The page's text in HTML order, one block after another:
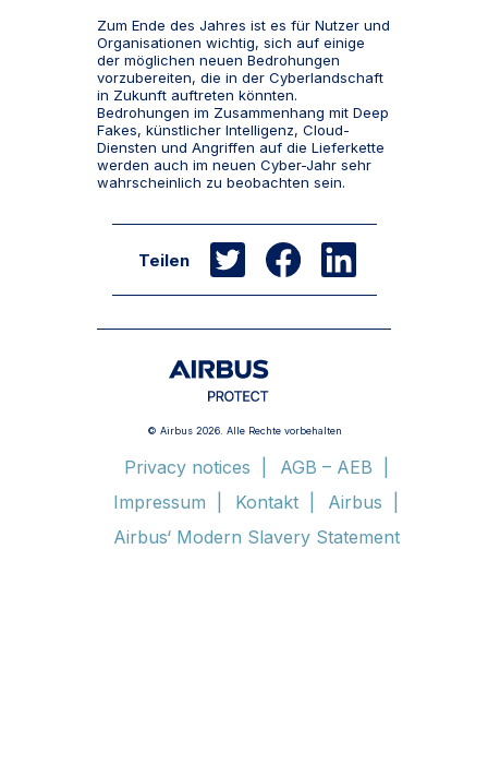
Zum Ende des Jahres ist es für Nutzer und
Organisationen wichtig, sich auf einige
der möglichen neuen Bedrohungen
vorzubereiten, die in der Cyberlandschaft
in Zukunft auftreten könnten.
Bedrohungen im Zusammenhang mit Deep
Fakes, künstlicher Intelligenz, Cloud-
Diensten und Angriffen auf die Lieferkette
werden auch im neuen Cyber-Jahr sehr
wahrscheinlich zu beobachten sein.
Teilen
© Airbus 2026. Alle Rechte vorbehalten
Privacy notices
AGB – AEB
Impressum
Kontakt
Airbus
Airbus‘ Modern Slavery Statement